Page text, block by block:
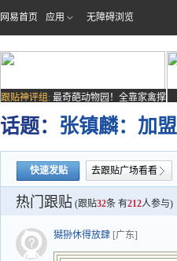
网易首页 应用 无障碍浏览
跟贴神评组: 最奇葩动物园！全靠家禽撑
场子
话题： 张镇麟：加
快速发贴 去跟贴广场看看
热门跟贴 (跟贴32条 有212人参与)
猢狲休得放肆 [广东]